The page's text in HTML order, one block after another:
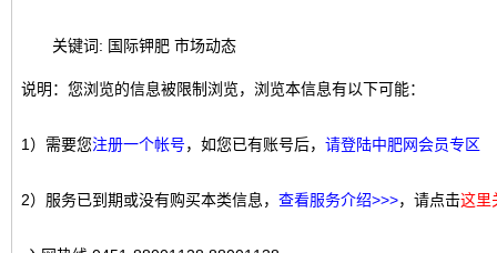
关键词: 国际钾肥 市场动态
说明：您浏览的信息被限制浏览，浏览本信息有以下可能：
1）需要您注册一个帐号，如您已有账号后， 请登陆中肥网会员专区
2）服务已到期或没有购买本类信息， 查看服务介绍>>>，请点击这里